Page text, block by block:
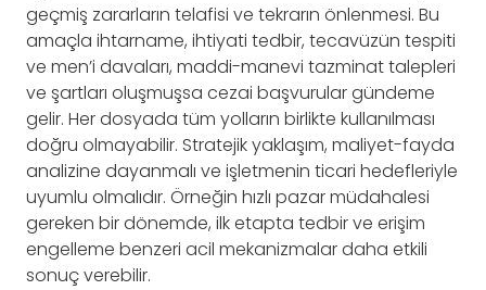
geçmiş zararların telafisi ve tekrarın önlenmesi. Bu
amaçla ihtarname, ihtiyati tedbir, tecavüzün tespiti
ve men’i davaları, maddi-manevi tazminat talepleri
ve şartları oluşmuşsa cezai başvurular gündeme
gelir. Her dosyada tüm yolların birlikte kullanılması
doğru olmayabilir. Stratejik yaklaşım, maliyet-fayda
analizine dayanmalı ve işletmenin ticari hedefleriyle
uyumlu olmalıdır. Örneğin hızlı pazar müdahalesi
gereken bir dönemde, ilk etapta tedbir ve erişim
engelleme benzeri acil mekanizmalar daha etkili
sonuç verebilir.